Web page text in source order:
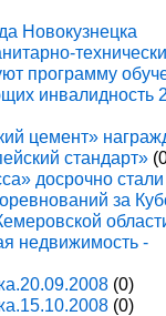
Новокузнецка
программу
инвалидность
цемент»
стандарт»
досрочно стали
за
недвижимость -
(0)
(0)